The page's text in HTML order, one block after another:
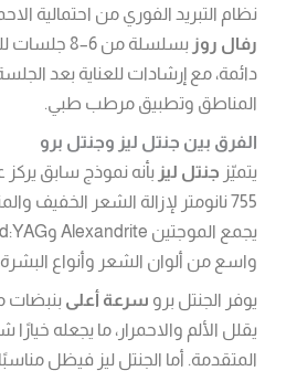
نظام التبريد الفوري من احتمالية
رفال روز
بسلسلة من
دائمة، مع إرشادات للعناية بعد
المناطق وتطبيق مرطب طبي.
الفرق بين جنتل ليز وجنتل برو
يتميّز جنتل ليز
755 نانومتر لإزالة الشعر الخفيف والمتوسط، بينما
واسع من ألوان الشعر وأنواع
يوفر الجنتل برو سرعة أعلى بنبضات
يقلل الألم والاحمرار، ما يجعله خيارًا
المتقدمة. أما الجنتل ليز فيظل